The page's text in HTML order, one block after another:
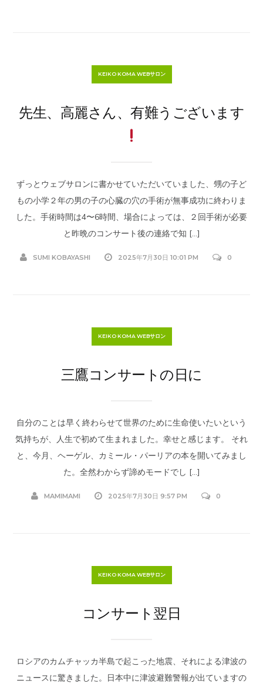
KEIKO KOMA WEBサロン
先生、高麗さん、有難うございます
ずっとウェブサロンに書かせていただいていました、甥の子ど
もの小学２年の男の子の心臓の穴の手術が無事成功に終わりま
した。手術時間は4〜6時間、場合によっては、２回手術が必要
と昨晩のコンサート後の連絡で知 […]
SUMI KOBAYASHI 2025年7月30日 10:01 PM 0
KEIKO KOMA WEBサロン
三鷹コンサートの日に
自分のことは早く終わらせて世界のために生命使いたいという
気持ちが、人生で初めて生まれました。幸せと感じます。 それ
と、今月、ヘーゲル、カミール・パーリアの本を開いてみまし
た。全然わからず諦めモードでし […]
MAMIMAMI 2025年7月30日 9:57 PM 0
KEIKO KOMA WEBサロン
コンサート翌日
ロシアのカムチャッカ半島で起こった地震、それによる津波の
ニュースに驚きました。日本中に津波避難警報が出ていますの